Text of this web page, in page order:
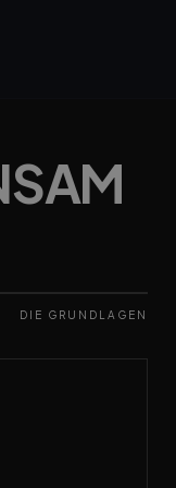
DIE GRUNDLAGEN